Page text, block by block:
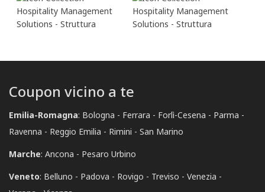
Coupon vicino a te
Emilia-Romagna: Bologna Ferrara Forlì-Cesena
Parma
Ravenna
Reggio Emilia Rimini
San Marino
Marche: Ancona
Pesaro Urbino
Veneto: Belluno Padova Rovigo Treviso
Venezia